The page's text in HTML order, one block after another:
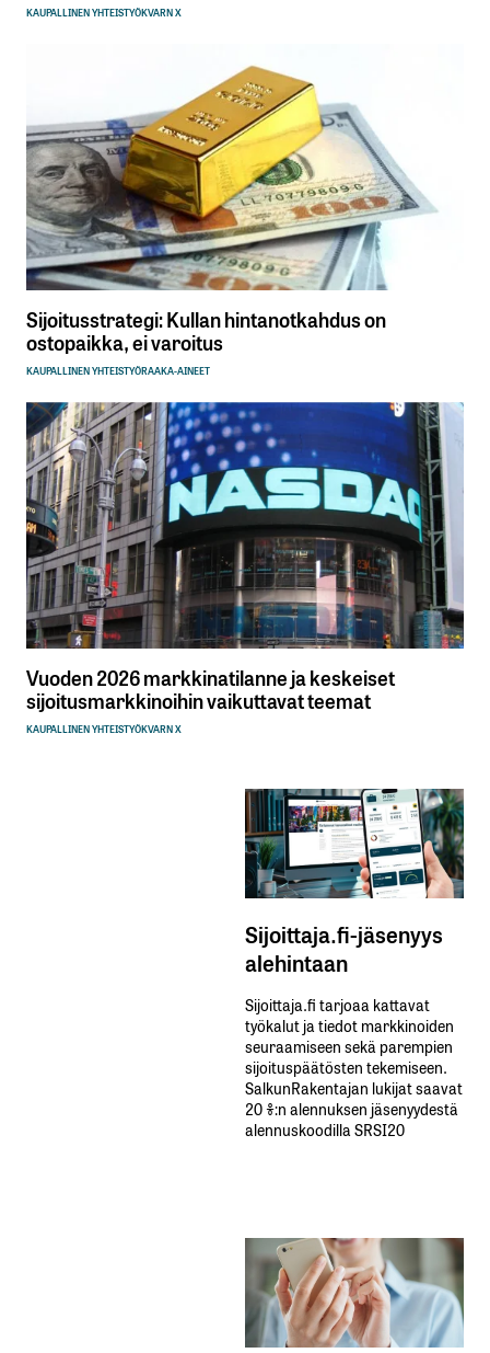
KAUPALLINEN YHTEISTYÖKVARN X
Sijoitusstrategi: Kullan hintanotkahdus on
ostopaikka, ei varoitus
KAUPALLINEN YHTEISTYÖRAAKA-AINEET
Vuoden 2026 markkinatilanne ja keskeiset
sijoitusmarkkinoihin vaikuttavat teemat
KAUPALLINEN YHTEISTYÖKVARN X
Sijoittaja.fi-jäsenyys
alehintaan
Sijoittaja.fi tarjoaa kattavat
työkalut ja tiedot markkinoiden
seuraamiseen sekä parempien
sijoituspäätösten tekemiseen.
SalkunRakentajan lukijat saavat
20 %:n alennuksen jäsenyydestä
alennuskoodilla SRSI20